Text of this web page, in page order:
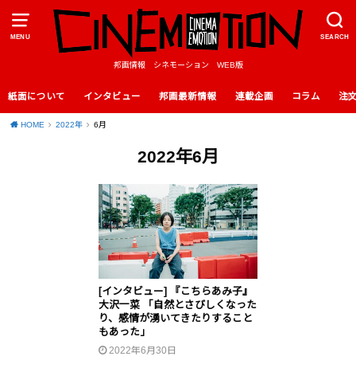
MENU SEARCH
邦画情報 シネモーション WEB版
紙面について インタビュー 邦画最新情報 連載企画 コラム 注
HOME 2022年 6月
2022年6月
[インタビュー] 『こちらあみ子』
大沢一菜 「自然とさびしくなった
り、感情が湧いてきたりすること
もあった」
2022年6月30日